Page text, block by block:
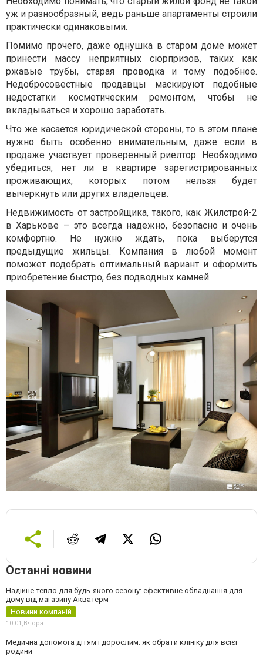
уж и разнообразный, ведь раньше апартаменты строили
практически одинаковыми.
Помимо прочего, даже однушка в старом доме может
принести массу неприятных сюрпризов, таких как
ржавые трубы, старая проводка и тому подобное.
Недобросовестные продавцы маскируют подобные
недостатки косметическим ремонтом, чтобы не
вкладываться и хорошо заработать.
Что же касается юридической стороны, то в этом плане
нужно быть особенно внимательным, даже если в
продаже участвует проверенный риелтор. Необходимо
убедиться, нет ли в квартире зарегистрированных
проживающих, которых потом нельзя будет
вычеркнуть или других владельцев.
Недвижимость от застройщика, такого, как Жилстрой-2
в Харькове – это всегда надежно, безопасно и очень
комфортно. Не нужно ждать, пока выберутся
предыдущие жильцы. Компания в любой момент
поможет подобрать оптимальный вариант и оформить
приобретение быстро, без подводных камней.
Останні новини
Надійне тепло для будь-якого сезону: ефективне обладнання для
дому від магазину Акватерм
Новини компаній
10:01,Вчора
Медична допомога дітям і дорослим: як обрати клініку для всієї
родини